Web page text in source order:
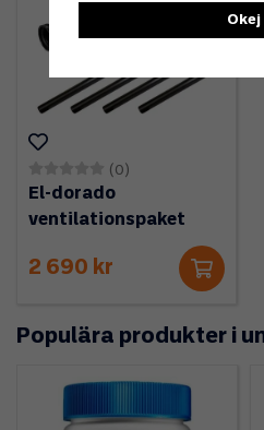
(0)
El-dorado
ventilationspaket
2 690 kr
Populära produkter i
Okej